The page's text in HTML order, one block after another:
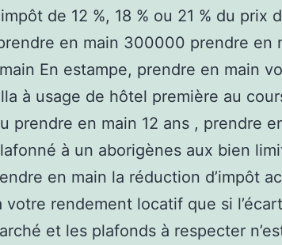
de 12 %, 18 % ou 21 % du prix
en main 300000 prendre en
En estampe, prendre en main
à usage de hôtel première au
prendre en main 12 ans , prendre
à un aborigènes aux bien
en main la réduction d’impôt
votre rendement locatif que si
et les plafonds à respecter